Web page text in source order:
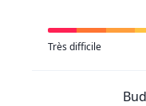
Très difficile